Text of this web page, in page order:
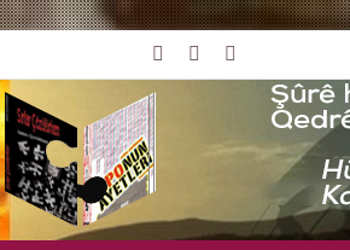
Giriş YapRastgele Makale